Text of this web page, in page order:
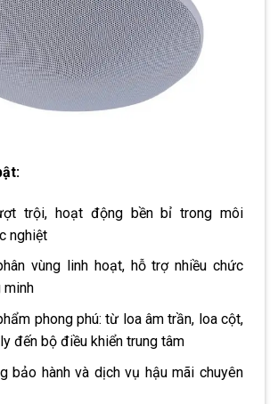
trội, hoạt động bền bỉ trong môi
nghiệt
vùng linh hoạt, hỗ trợ nhiều chức
minh
phong phú: từ loa âm trần, loa cột,
đến bộ điều khiển trung tâm
bảo hành và dịch vụ hậu mãi chuyên